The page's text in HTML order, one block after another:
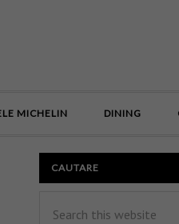
MICHELIN DINING
CAUTARE